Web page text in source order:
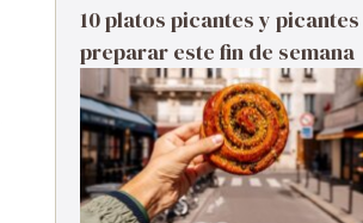
10 platos picantes y
preparar este fin de semana